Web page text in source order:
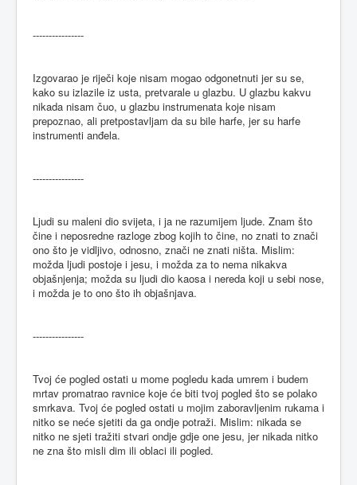
----------------
Izgovarao je riječi koje nisam mogao odgonetnuti jer su se,
kako su izlazile iz usta, pretvarale u glazbu. U glazbu kakvu
nikada nisam čuo, u glazbu instrumenata koje nisam
prepoznao, ali pretpostavljam da su bile harfe, jer su harfe
instrumenti anđela.
----------------
Ljudi su maleni dio svijeta, i ja ne razumijem ljude. Znam što
čine i neposredne razloge zbog kojih to čine, no znati to znači
ono što je vidljivo, odnosno, znači ne znati ništa. Mislim:
možda ljudi postoje i jesu, i možda za to nema nikakva
objašnjenja; možda su ljudi dio kaosa i nereda koji u sebi nose,
i možda je to ono što ih objašnjava.
----------------
Tvoj će pogled ostati u mome pogledu kada umrem i budem
mrtav promatrao ravnice koje će biti tvoj pogled što se polako
smrkava. Tvoj će pogled ostati u mojim zaboravljenim rukama i
nitko se neće sjetiti da ga ondje potraži. Mislim: nikada se
nitko ne sjeti tražiti stvari ondje gdje one jesu, jer nikada nitko
ne zna što misli dim ili oblaci ili pogled.